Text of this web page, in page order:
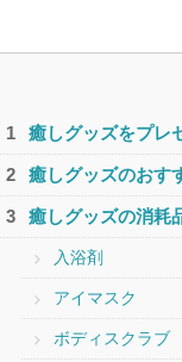
癒しグッズをプレ
癒しグッズのおす
癒しグッズの消耗
入浴剤
アイマスク
ボディスクラブ